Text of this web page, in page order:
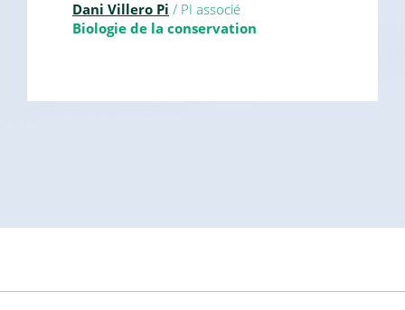
Dani Villero Pi / PI associé
Biologie de la conservation